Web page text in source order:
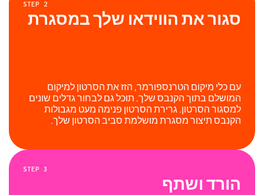
STEP 2
סגור את הווידאו שלך במסגרת
עם כלי מיקום הטרנספורמר, הזז את הסרטון למיקום
המושלם בתוך הקנבס שלך. תוכל גם לבחור גדלים שונים
למסגור הסרטון. גרירת הסרטון פנימה מעט מגבולות
הקנבס תיצור מסגרת מושלמת סביב הסרטון שלך.
STEP 3
הורד ושתף